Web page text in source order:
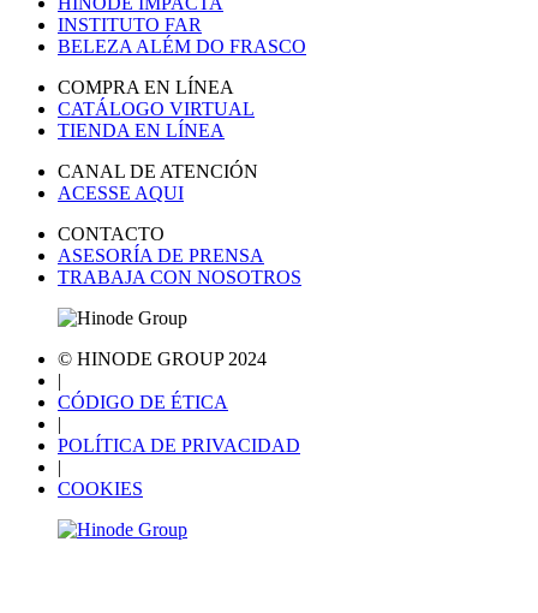
INSTITUTO FAR
BELEZA ALÉM DO FRASCO
COMPRA EN LÍNEA
CATÁLOGO VIRTUAL
TIENDA EN LÍNEA
CANAL DE ATENCIÓN
ACESSE AQUI
CONTACTO
ASESORÍA DE PRENSA
TRABAJA CON NOSOTROS
© HINODE GROUP 2024
|
CÓDIGO DE ÉTICA
|
POLÍTICA DE PRIVACIDAD
|
COOKIES